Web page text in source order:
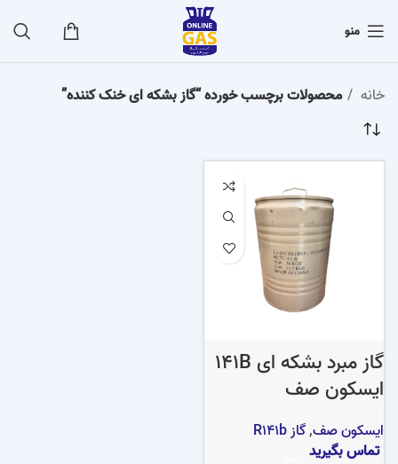
منو
خانه محصولات برچسب خورده “گاز بشکه ای خنک کننده”
گاز مبرد بشکه ای 141B
ایسکون صف
ایسکون صف,گاز R141b
تماس بگیرید